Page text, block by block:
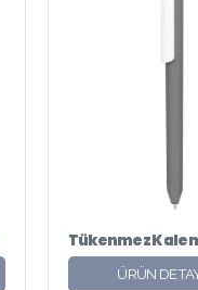
Tükenmez
ÜRÜN